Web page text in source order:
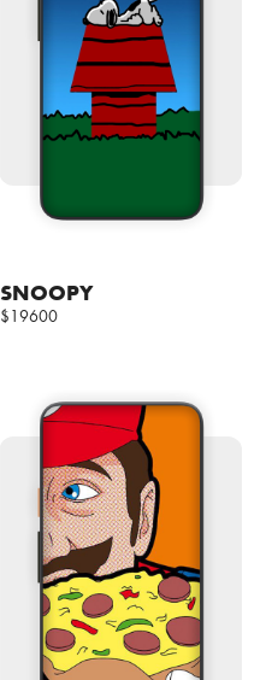
SNOOPY
$19600